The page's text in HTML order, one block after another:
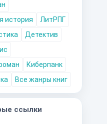
история
ЛитРПГ
Детектив
Киберпанк
Все жанры книг
ссылки